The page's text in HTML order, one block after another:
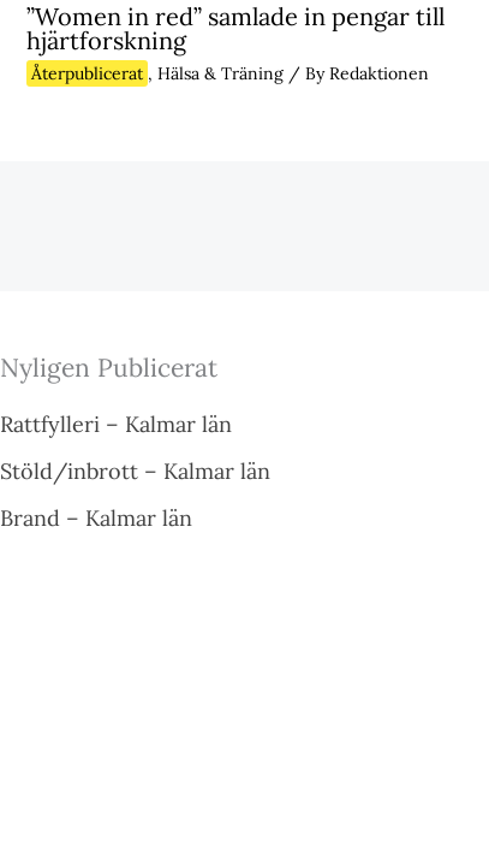
”Women in red” samlade in pengar till
hjärtforskning
Återpublicerat , Hälsa & Träning/ ByRedaktionen
Nyligen Publicerat
Rattfylleri – Kalmar län
Stöld/inbrott – Kalmar län
Brand – Kalmar län